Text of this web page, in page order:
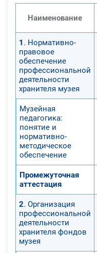
Наименование
1 . Нормативно-
правовое
обеспечение
профессиональной
деятельности
хранителя музея
Музейная
педагогика:
понятие и
нормативно-
методическое
обеспечение
Промежуточная
аттестация
2. Организация
профессиональной
деятельности
хранителя фондов
музея